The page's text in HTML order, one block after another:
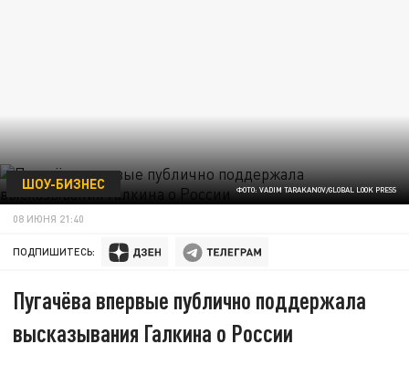
ФОТО: VADIM TARAKANOV/GLOBAL LOOK PRESS
ШОУ-БИЗНЕС
08 ИЮНЯ 21:40
ПОДПИШИТЕСЬ:
Пугачёва впервые публично поддержала
высказывания Галкина о России